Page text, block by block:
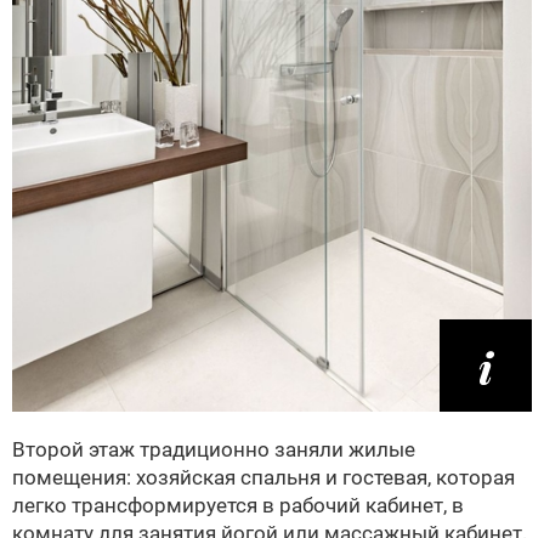
Второй этаж традиционно заняли жилые
помещения: хозяйская спальня и гостевая, которая
легко трансформируется в рабочий кабинет, в